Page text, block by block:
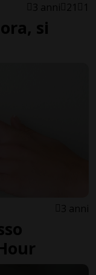
3 anni 21 1
si
3 anni